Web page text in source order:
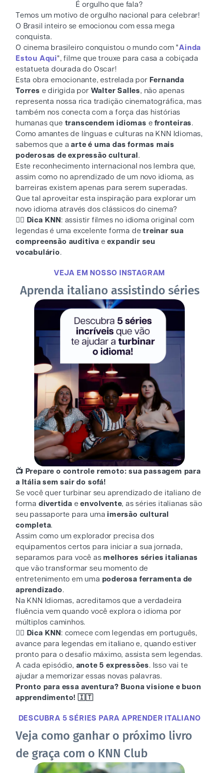
É orgulho que fala?
Temos um motivo de orgulho nacional para celebrar!
O Brasil inteiro se emocionou com essa mega
conquista.
O cinema brasileiro conquistou o mundo com "Ainda
Estou Aqui", filme que trouxe para casa a cobiçada
estatueta dourada do Oscar!
Esta obra emocionante, estrelada por Fernanda
Torres e dirigida por Walter Salles, não apenas
representa nossa rica tradição cinematográfica, mas
também nos conecta com a força das histórias
humanas que transcendem idiomas efronteiras.
Como amantes de línguas e culturas na KNN Idiomas,
sabemos que aarte é uma das formas mais
poderosas de expressão cultural .
Este reconhecimento internacional nos lembra que,
assim como no aprendizado de um novo idioma, as
barreiras existem apenas para serem superadas.
Que tal aproveitar esta inspiração para explorar um
novo idioma através dos clássicos do cinema?
👉🏻 Dica KNN : assistir filmes no idioma original com
legendas é uma excelente forma detreinar sua
compreensão auditiva eexpandir seu
vocabulário.
VEJA EM NOSSO INSTAGRAM
Aprenda italiano assistindo séries
📺 Prepare o controle remoto: sua passagem para
a Itália sem sair do sofá!
Se você quer turbinar seu aprendizado de italiano de
forma divertida eenvolvente, as séries italianas são
seu passaporte para umaimersão cultural
completa.
Assim como um explorador precisa dos
equipamentos certos para iniciar a sua jornada,
separamos para você asmelhores séries italianas
que vão transformar seu momento de
entretenimento em uma poderosa ferramenta de
aprendizado.
Na KNN Idiomas, acreditamos que a verdadeira
fluência vem quando você explora o idioma por
múltiplos caminhos.
👉🏻 Dica KNN : comece com legendas em português,
avance para legendas em italiano e, quando estiver
pronto para o desafio máximo, assista sem legendas.
A cada episódio, anote 5 expressões. Isso vai te
ajudar a memorizar essas novas palavras.
Pronto para essa aventura? Buona visione e buon
apprendimento! 🇮🇹
DESCUBRA 5 SÉRIES PARA APRENDER ITALIANO
Veja como ganhar o próximo livro
de graça com o KNN Club